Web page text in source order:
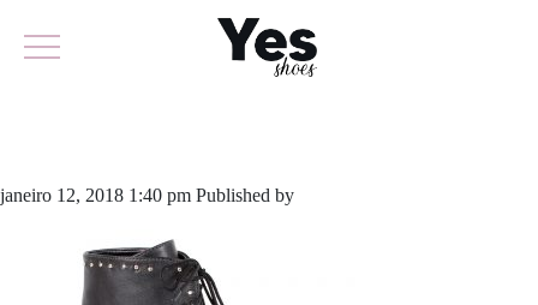
janeiro 12, 2018 1:40 pm Published by